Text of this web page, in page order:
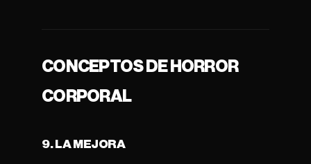
CONCEPTOS DE HORROR
CORPORAL
9. LA MEJORA